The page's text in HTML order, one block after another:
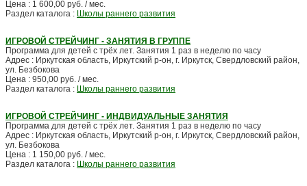
Цена : 1 600,00 руб. / мес.
Раздел каталога : Школы раннего развития
ИГРОВОЙ СТРЕЙЧИНГ - ЗАНЯТИЯ В ГРУППЕ
Программа для детей с трёх лет. Занятия 1 раз в неделю по часу
Адрес : Иркутская область, Иркутский р-он, г. Иркутск, Свердловский район,
ул. Безбокова
Цена : 950,00 руб. / мес.
Раздел каталога : Школы раннего развития
ИГРОВОЙ СТРЕЙЧИНГ - ИНДВИДУАЛЬНЫЕ ЗАНЯТИЯ
Программа для детей с трёх лет. Занятия 1 раз в неделю по часу
Адрес : Иркутская область, Иркутский р-он, г. Иркутск, Свердловский район,
ул. Безбокова
Цена : 1 150,00 руб. / мес.
Раздел каталога : Школы раннего развития